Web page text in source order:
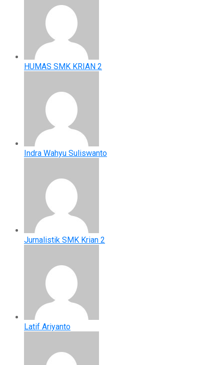
HUMAS SMK KRIAN 2
Indra Wahyu Suliswanto
Jurnalistik SMK Krian 2
Latif Ariyanto